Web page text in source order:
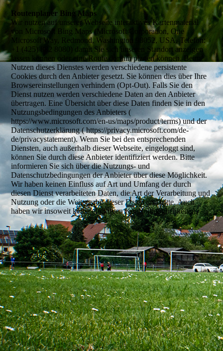
Routenplaner Bing Maps
Wir nutzen auf unserer Webseite interaktives Kartenmaterial
von Microsoft Bing Maps (Microsoft Corporation, One
Microsoft Way, Redmond, Washington 98052, USA. Telefon:
+1 (425) 882 8080) damit Sie sich unseren Standort anzeigen
lassen können oder eine Route dorthin planen können. Beim
Nutzen dieses Dienstes werden verschiedene persistente
Cookies durch den Anbieter gesetzt. Sie können dies über Ihre
Browsereinstellungen verhindern (Opt-Out). Falls Sie den
Dienst nutzen werden verschiedene Daten an den Anbieter
übertragen. Eine Übersicht über diese Daten finden Sie in den
Nutzungsbedingungen des Anbieters (
https://www.microsoft.com/en-us/maps/product/terms) und der
Datenschutzerklärung ( https://privacy.microsoft.com/de-
de/privacystatement). Wenn Sie bei den entsprechenden
Diensten, auch außerhalb dieser Webseite, eingeloggt sind,
können Sie durch diese Anbieter identifiziert werden. Bitte
informieren Sie sich über die Nutzungs- und
Datenschutzbedingungen der Anbieter über diese Möglichkeit.
Wir haben keinen Einfluss auf Art und Umfang der durch
diesen Dienst verarbeiteten Daten, die Art der Verarbeitung und
Nutzung oder die Weitergabe dieser Daten an Dritte. Auch
haben wir insoweit keine effektiven Kontrollmöglichkeiten.